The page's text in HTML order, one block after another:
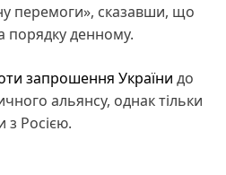
перемоги», сказавши, що
порядку денному.
запрошення України до
альянсу, однак тільки
з Росією.